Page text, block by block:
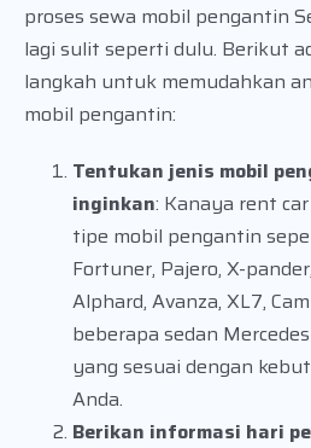
proses sewa mobil pengantin
lagi sulit seperti dulu. Berikut
langkah untuk memudahkan
mobil pengantin:
Tentukan jenis mobil
inginkan: Kanaya rent
tipe mobil pengantin
Fortuner, Pajero, X-
Alphard, Avanza, XL7,
beberapa sedan
yang sesuai dengan
Anda.
Berikan informasi hari